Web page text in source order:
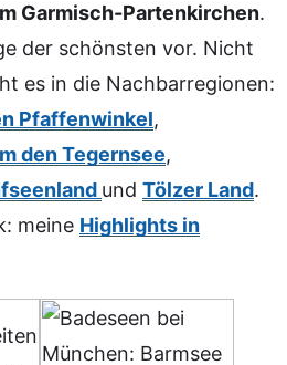
Garmisch-Partenkirchen.
der schönsten vor. Nicht
es in die Nachbarregionen:
Pfaffenwinkel,
den Tegernsee,
und Tölzer Land.
meine Highlights in